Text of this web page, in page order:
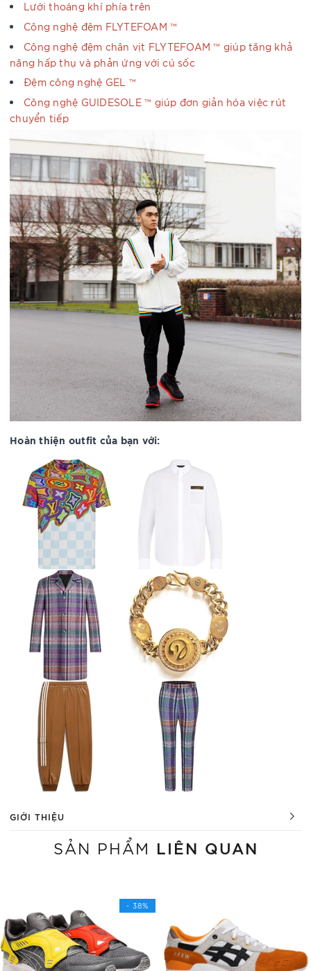
Lưới thoáng khí phía trên
Công nghệ đệm FLYTEFOAM ™
Công nghệ đệm chân vịt FLYTEFOAM ™ giúp tăng khả
năng hấp thụ và phản ứng với cú sốc
Đệm công nghệ GEL ™
Công nghệ GUIDESOLE ™ giúp đơn giản hóa việc rút
chuyển tiếp
Hoàn thiện outfit của bạn với:
GIỚI THIỆU
SẢN PHẨM LIÊN QUAN
- 38%